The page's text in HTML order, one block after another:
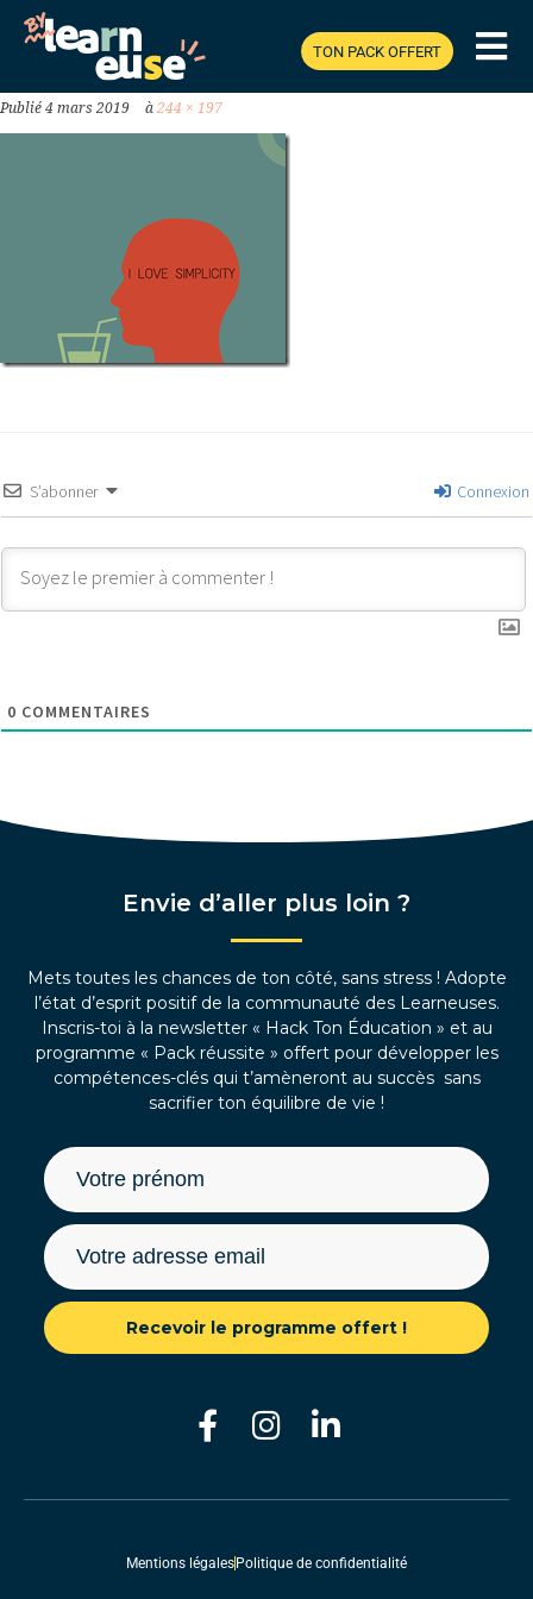
TON PACK OFFERT
ET-MÉMORISER-FACILEMENT_THUMB.PNG
Publié 4 mars 2019 à 244 × 197
S’abonner Connexion
0 COMMENTAIRES
Envie d’aller plus loin ?
Mets toutes les chances de ton côté, sans stress ! Adopte
l’état d’esprit positif de la communauté des Learneuses.
Inscris-toi à la newsletter « Hack Ton Éducation » et au
programme « Pack réussite » offert pour développer les
compétences-clés qui t’amèneront au succès sans
sacrifier ton équilibre de vie !
Recevoir le programme offert !
Mentions légales Politique de confidentialité